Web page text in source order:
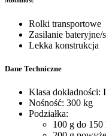
Rolki transportowe
Zasilanie bateryjne/
Lekka konstrukcja
Dane Techniczne
Klasa dokładności:
Nośność: 300 kg
Podziałka:
100 g do 150